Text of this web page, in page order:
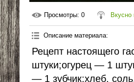
Просмотры: 0 Вкусно
Описание материала:
Рецепт настоящего
штуки;огурец — 1
— 1 зубчик;хлеб,